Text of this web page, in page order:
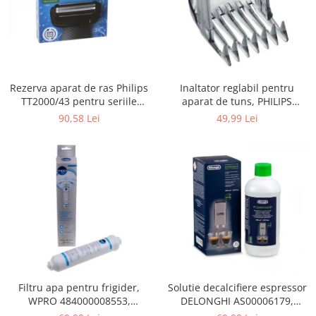
Gaming, Carti & Birotica
Birotica & Papetarie
Accesorii aparate de ras electrice
Accesorii aparate hair styling
Aparate & Accesorii ingrijire
Aparate cosmetice
Articole Sanatate si Wellness
Consumabile sanitare
Cosmetice si produse ingrijire
personala
Igiena dentara
Jucarii, Copii & Bebe
Camera copilului
Hrana bebelusi
Rezerva aparat de ras Philips
TT2000/43 pentru seriile
Bodygroom 3000/5000/7000 si
90,58 Lei
Inaltator reglabil pentru
aparat de tuns, PHILIPS
422203633281, 3-15 mm,
49,99 Lei
Filtru apa pentru frigider,
WPRO 484000008553,
Solutie decalcifiere espressor
DELONGHI AS00006179,